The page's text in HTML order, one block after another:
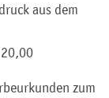
aus dem
zum